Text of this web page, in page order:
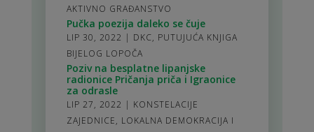
AKTIVNO GRAĐANSTVO
Pučka poezija daleko se čuje
LIP 30, 2022 | DKC, PUTUJUĆA KNJIGA
BIJELOG LOPOČA
Poziv na besplatne lipanjske
radionice Pričanja priča i Igraonice
za odrasle
LIP 27, 2022 | KONSTELACIJE
ZAJEDNICE, LOKALNA DEMOKRACIJA I